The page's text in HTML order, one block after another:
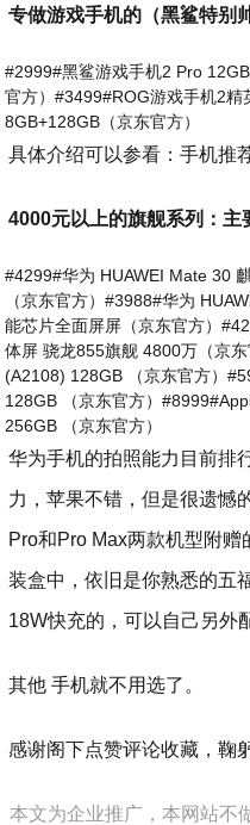
专做游戏手机的（黑鲨特别
#2999#黑鲨游戏手机2 Pro
官方）#3499#ROG游戏手机2精
8GB+128GB（京东官方）
具体介绍可以参看：手机推
4000元以上的旗舰系列：
#4299#华为 HUAWEI Mate 30
（京东官方）#3988#华为
能芯片全面屏屏（京东官方）
体屏 骁龙855旗舰 4800万（京
(A2108) 128GB （京东官方）
128GB （京东官方）
256GB （京东官方）
华为手机的拍照能力目前排
力，苹果不错，但是很遗憾
Pro和Pro Max两款机型附
装盒中，依旧是你熟悉的五
18W快充的，可以自己另外
其他 手机就不用选了。
感谢阁下点赞评论收藏，鞠
本文为企业推广，本网站不